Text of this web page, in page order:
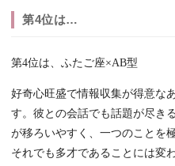
第4位は…
第4位は、ふたご座×AB型
好奇心旺盛で情報収集が得意な
す。彼との会話でも話題が尽き
が移ろいやすく、一つのことを
それでも多才であることには変